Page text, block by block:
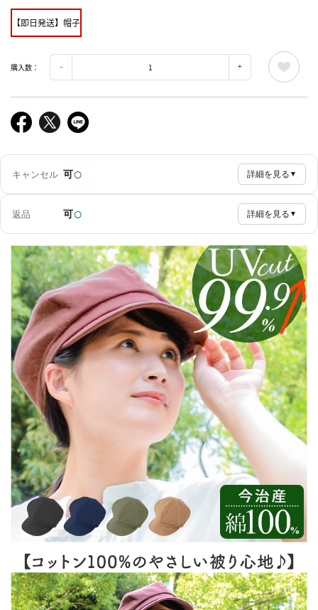
【即日発送】帽子
購入数：
キャンセル 可○ 詳細を見る ▼
返品 可○ 詳細を見る ▼